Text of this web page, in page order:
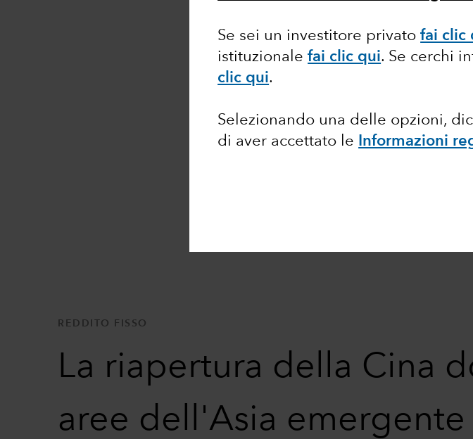
Se sei un investitore privatofai clic
istituzionale fai clic qui. Se cerchi
clic qui.
Selezionando una delle opzioni,
di aver accettato le
Informazioni
REDDITO FISSO
La riapertura della Cina
aree dell'Asia emergente